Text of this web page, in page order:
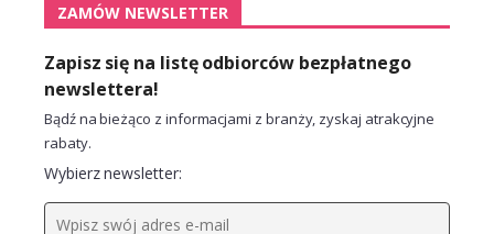
ZAMÓW NEWSLETTER
Zapisz się na listę odbiorców bezpłatnego
newslettera!
Bądź na bieżąco z informacjami z branży, zyskaj atrakcyjne
rabaty.
Wybierz newsletter: